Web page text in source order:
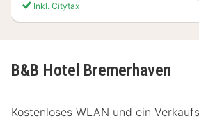
Inkl. Citytax
B&B Hotel Bremerhaven
Kostenloses WLAN und ein